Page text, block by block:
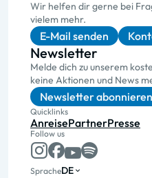
Wir helfen dir gerne bei
vielem mehr.
E-Mail senden
Newsletter
Melde dich zu unserem
keine Aktionen und News
Newsletter abonnieren
Quicklinks
AnreisePartnerPresse
Follow us
SpracheDE